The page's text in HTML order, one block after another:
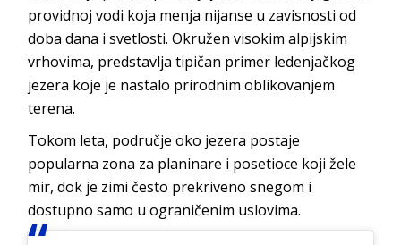
providnoj vodi koja menja nijanse u zavisnosti od
doba dana i svetlosti. Okružen visokim alpijskim
vrhovima, predstavlja tipičan primer ledenjačkog
jezera koje je nastalo prirodnim oblikovanjem
terena.
Tokom leta, područje oko jezera postaje
popularna zona za planinare i posetioce koji žele
mir, dok je zimi često prekriveno snegom i
dostupno samo u ograničenim uslovima.